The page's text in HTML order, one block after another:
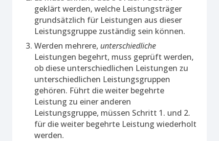
geklärt werden, welche Leistungsträger
grundsätzlich für Leistungen aus dieser
Leistungsgruppe zuständig sein können.
Werden mehrere, unterschiedliche
Leistungen begehrt, muss geprüft werden,
ob diese unterschiedlichen Leistungen zu
unterschiedlichen Leistungsgruppen
gehören. Führt die weiter begehrte
Leistung zu einer anderen
Leistungsgruppe, müssen Schritt 1. und 2.
für die weiter begehrte Leistung wiederholt
werden.